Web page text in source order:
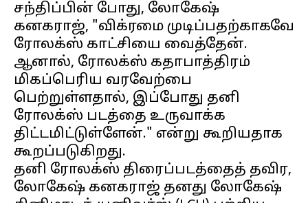
சந்திப்பின் போது, லோகேஷ் ​​
கனகராஜ், "விக்ரமை முடிப்பதற்காகவே
ரோலக்ஸ் காட்சியை வைத்தேன்.
ஆனால், ரோலக்ஸ் கதாபாத்திரம்
மிகப்பெரிய வரவேற்பை
பெற்றுள்ளதால், இப்போது தனி
ரோலக்ஸ் படத்தை உருவாக்க
திட்டமிட்டுள்ளேன்." என்று கூறியதாக
கூறப்படுகிறது.
தனி ரோலக்ஸ் திரைப்படத்தைத் தவிர,
லோகேஷ் கனகராஜ் தனது லோகேஷ்